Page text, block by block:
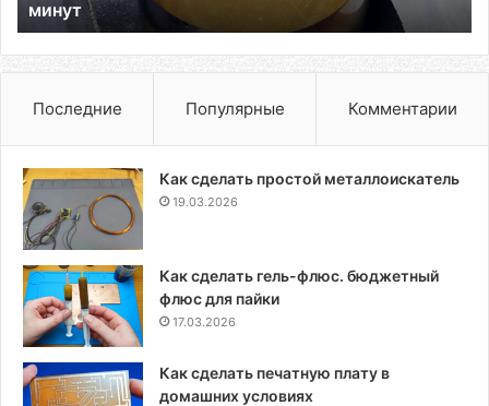
минут
Последние Популярные Комментарии
Как сделать простой металлоискатель
19.03.2026
Как сделать гель-флюс. бюджетный
флюс для пайки
17.03.2026
Как сделать печатную плату в
домашних условиях